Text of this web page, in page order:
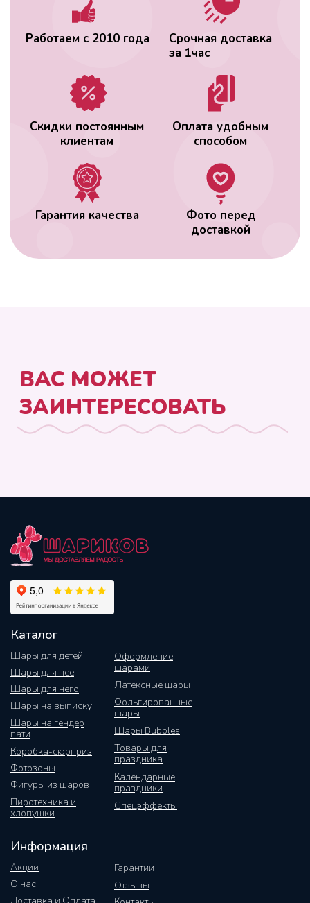
ВАС МОЖЕТ
ЗАИНТЕРЕСОВАТЬ
Каталог
Шары для детей
Шары для неё
Шары на выписку
Шары на гендер
пати
Коробка-сюрприз
Фотозоны
Оформление
шарами
Фигуры из шаров
Латексные шары
Фольгированные
шары
Шары Bubbles
Шары для него
Товары для
праздника
Календарные
праздники
Пиротехника и
хлопушки
Спецэффекты
Информация
Акции
О нас
Гарантии
Отзывы
Доставка и Оплата